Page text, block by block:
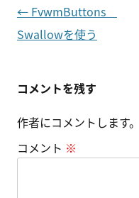
投
稿
ー
シ
← FvwmButtons
Swallowを使う
コメントを残す
作者にコメントします。
コメント ※